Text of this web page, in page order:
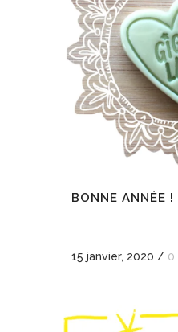
BONNE ANNÉE !
15 janvier, 2020 / 0